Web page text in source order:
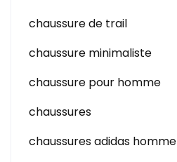
chaussure de trail
chaussure minimaliste
chaussure pour homme
chaussures
chaussures adidas homme